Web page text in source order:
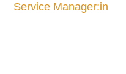
Service Manager:in